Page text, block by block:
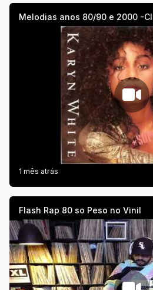
Melodias anos 80/90 e 2000 -
1 mês atrás
Flash Rap 80 so Peso no Vinil